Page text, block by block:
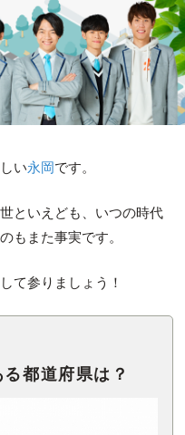
い永岡です。
といえども、いつの時代
もまた事実です。
て参りましょう！
都道府県は？